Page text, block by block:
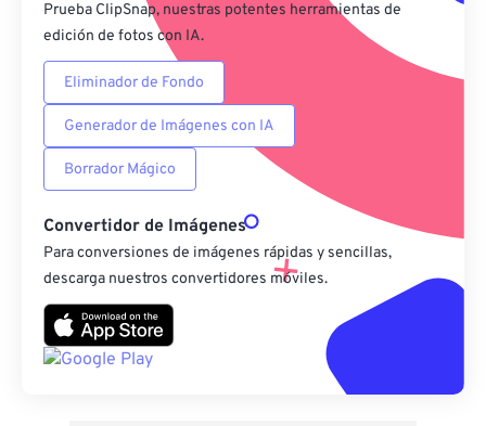
Prueba ClipSnap, nuestras potentes herramientas de
edición de fotos con IA.
Eliminador de Fondo
Generador de Imágenes con IA
Borrador Mágico
Convertidor de Imágenes
Para conversiones de imágenes rápidas y sencillas,
descarga nuestros convertidores móviles.